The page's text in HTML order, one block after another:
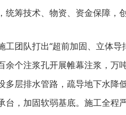
统筹技术、物资、资金保障，
工团队打出“超前加固、立体导
余个注浆孔开展帷幕注浆，万
多层排水管路，疏导地下水降
台，加固软弱基底。施工全程